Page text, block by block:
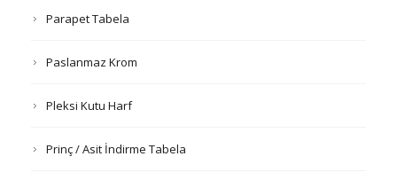
Parapet Tabela
Paslanmaz Krom
Pleksi Kutu Harf
Prinç / Asit İndirme Tabela